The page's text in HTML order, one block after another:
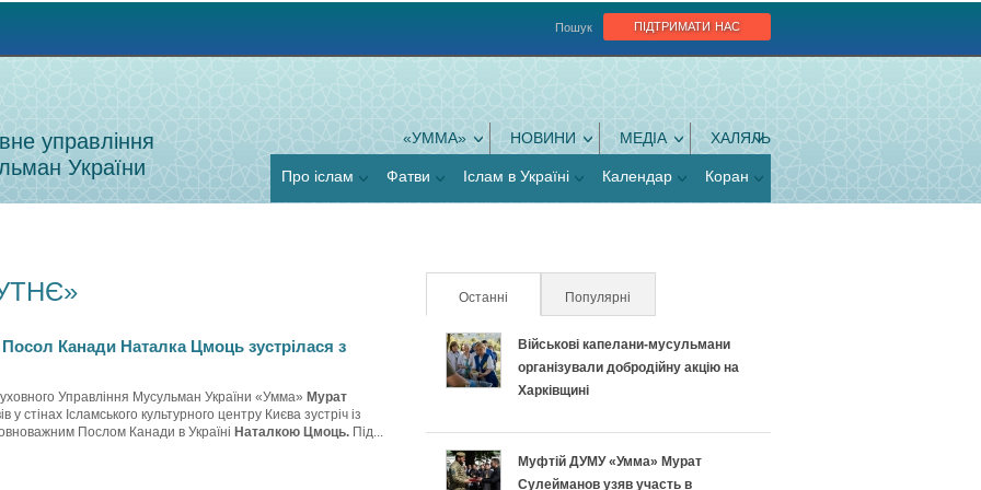
підтримати нас
Пошук
управління
України
«УММА» НОВИНИ МЕДІА ХАЛЯЛЬ
Про іслам Фатви Іслам в Україні Календар Коран
Канади Наталка Цмоць зустрілася з
Управління Мусульман України «Умма» Мурат
у стінах Ісламського культурного центру Києва зустріч із
Послом Канади в Україні Наталкою Цмоць. Під...
Останні (активна вкладка)
Популярні
Військові капелани-мусульмани
організували добродійну акцію на
Харківщині
Муфтій ДУМУ «Умма» Мурат
Сулейманов узяв участь в